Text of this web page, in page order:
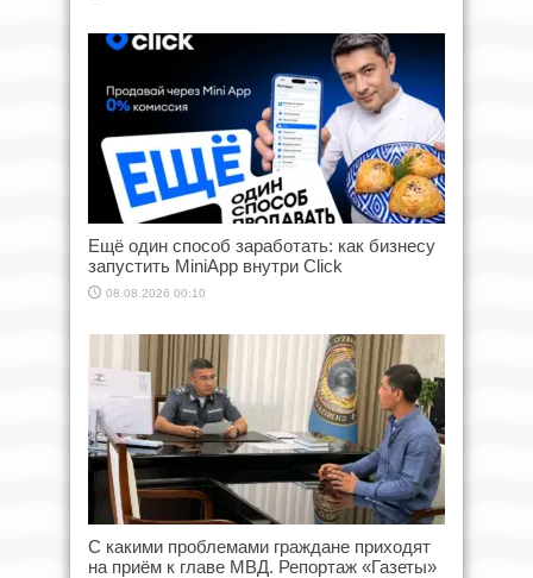
Ещё один способ заработать: как бизнесу
запустить MiniApp внутри Click
08.08.2026 00:10
С какими проблемами граждане приходят
на приём к главе МВД. Репортаж «Газеты»